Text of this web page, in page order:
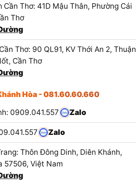
Cần Thơ: 41D Mậu Thân, Phường Cái
Thơ
Thơ: 90 QL91, KV Thới An 2, Thuận
Cần Thơ
Hòa - 081.60.60.660
0909.041.557
Zalo
Zalo
Thôn Đông Dinh, Diên Khánh,
57506, Việt Nam